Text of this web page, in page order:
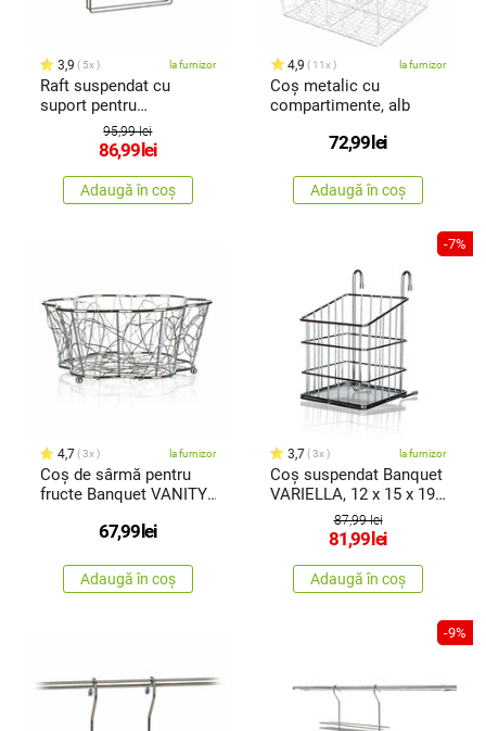
3,9 5x la furnizor
Raft suspendat cu
suport pentru
prosoapeBanquet
VARIELLA, 40 cm
95,99 lei
86,99 lei
Adaugă în coș
4,9 11x la furnizor
Coș metalic cu
compartimente, alb
72,99 lei
Adaugă în coș
4,7 3x la furnizor
Coș de sârmă pentru
fructe Banquet VANITY,
67,99 lei
Adaugă în coș
-7%
3,7 3x la furnizor
Coș suspendat Banquet
VARIELLA, 12 x 15 x 19
87,99 lei
81,99 lei
Adaugă în coș
-9%